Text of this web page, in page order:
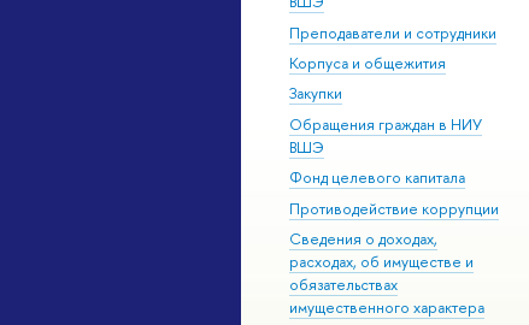
Преподаватели и сотрудники
Корпуса и общежития
Закупки
Обращения граждан в НИУ
ВШЭ
Фонд целевого капитала
Противодействие коррупции
Сведения о доходах,
расходах, об имуществе и
обязательствах
имущественного характера